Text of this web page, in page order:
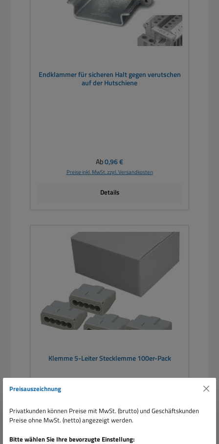
Endklammer für sicheren Halt gegen verutschen
auf der Hutschiene
Regulärer Preis:
Ab0,96 €
Preise inkl. MwSt. zzgl. Versandkosten
Details
Klemme 5-Leiter Stecklemme 100er-Pack
Inhalt: 100 Stück(0,12 € / 1 Stück)
Preisauszeichnung
Privatkunden können Preise mit MwSt. (brutto) und Geschäftskunden
Preise ohne MwSt. (netto) angezeigt werden.
Bitte wählen Sie Ihre bevorzugte Einstellung: